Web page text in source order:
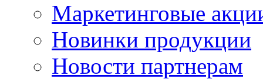
Маркетинговые
Новинки продукции
Новости партнерам